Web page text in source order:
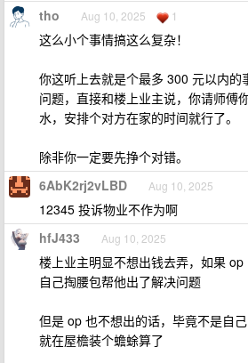
tho Aug 10, 2025 1
这么小个事情搞这么复杂！
你这听上去就是个最多 300 元以内的
问题，直接和楼上业主说，你请师傅
水，安排个对方在家的时间就行了。
除非你一定要先挣个对错。
6AbK2rj2vLBD Aug 10, 2025
12345 投诉物业不作为啊
hfJ433 Aug 10, 2025
楼上业主明显不想出钱去弄，如果
自己掏腰包帮他出了解决问题
但是 op 也不想出的话，毕竟不是自
就在屋檐装个蟾蜍算了